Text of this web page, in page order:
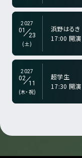
2027
01
23
(土)
浜野はるき
17:00 開演
color="gry">
2027
02
11
(木・祝)
超学生
17:30 開演